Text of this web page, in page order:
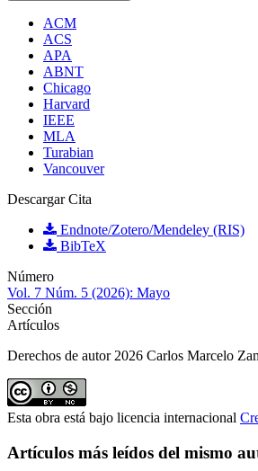
ACM
ACS
APA
ABNT
Chicago
Harvard
IEEE
MLA
Turabian
Vancouver
Descargar Cita
Endnote/Zotero/Mendeley (RIS)
BibTeX
Número
Vol. 7 Núm. 5 (2026): Mayo
Sección
Artículos
Derechos de autor 2026 Carlos Marcelo
Esta obra está bajo licencia internacional
Artículos más leídos del mismo